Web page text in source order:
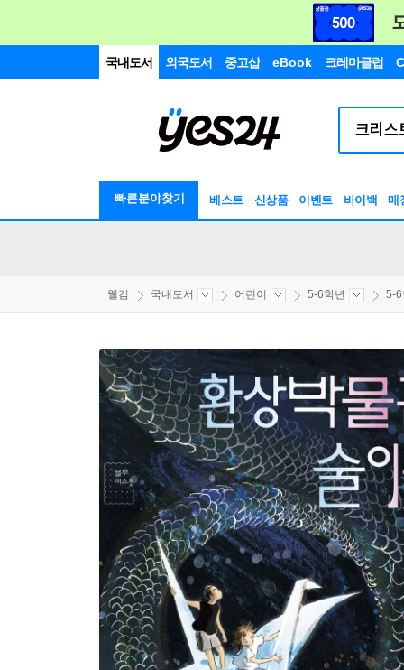
국내도서 외국도서 중고샵 eBook 크레마클럽
빠른분야찾기 베스트 신상품 이벤트 바이백 매
웰컴 국내도서 어린이 5-6학년 5-6